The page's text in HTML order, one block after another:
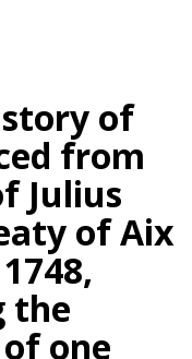
of
from
Julius
of Aix
the
one